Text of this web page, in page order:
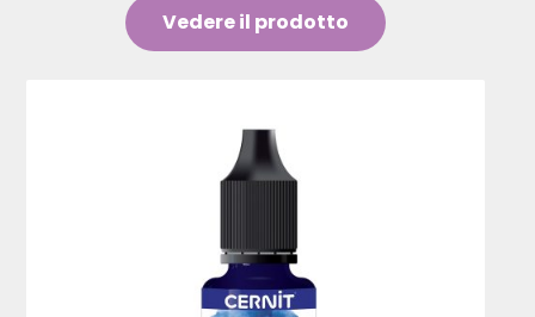
Vedere il prodotto